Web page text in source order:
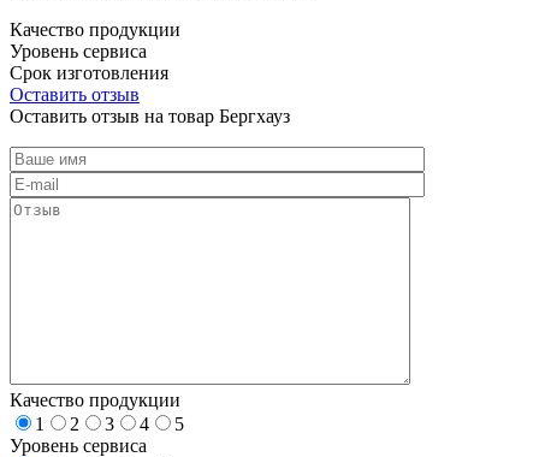
Качество продукции
Уровень сервиса
Срок изготовления
Оставить отзыв
Оставить отзыв на товар Бергхауз
Качество продукции
1
2 3 4
5
Уровень сервиса